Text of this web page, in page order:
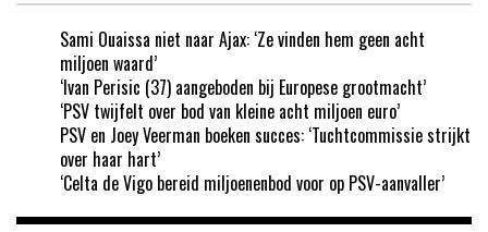
Sami Ouaissa niet naar Ajax: ‘Ze vinden hem geen acht
miljoen waard’
‘Ivan Perisic (37) aangeboden bij Europese grootmacht’
‘PSV twijfelt over bod van kleine acht miljoen euro’
PSV en Joey Veerman boeken succes: ‘Tuchtcommissie strijkt
over haar hart’
‘Celta de Vigo bereid miljoenenbod voor op PSV-aanvaller’